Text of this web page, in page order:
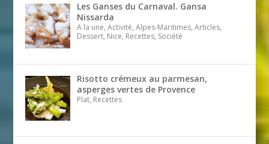
Les Ganses du Carnaval. Gansa
Nissarda
A la une, Activité, Alpes-Maritimes, Articles,
Dessert, Nice, Recettes, Société
Risotto crémeux au parmesan,
asperges vertes de Provence
Plat, Recettes